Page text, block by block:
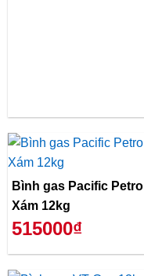
Bình gas Pacific Petro
Xám 12kg
515000₫